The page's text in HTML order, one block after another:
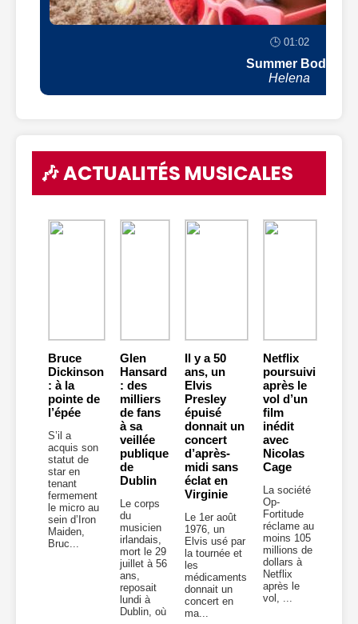
🕒 01:02
Summer Body
Helena
🎶 ACTUALITÉS MUSICALES
Bruce
Dickinson
: à la
pointe de
l’épée
S’il a
acquis son
statut de
star en
tenant
fermement
le micro au
sein d’Iron
Maiden,
Bruc...
Glen
Hansard
: des
milliers
de fans
à sa
veillée
publique
de
Dublin
Le corps
du
musicien
irlandais,
mort le 29
juillet à 56
ans,
reposait
lundi à
Dublin, où
Il y a 50
ans, un
Elvis
Presley
épuisé
donnait un
concert
d’après-
midi sans
éclat en
Virginie
Le 1er août
1976, un
Elvis usé par
la tournée et
les
médicaments
donnait un
concert en
ma...
Netflix
poursuivi
après le
vol d’un
film
inédit
avec
Nicolas
Cage
La société
Op-
Fortitude
réclame au
moins 105
millions de
dollars à
Netflix
après le
vol, ...